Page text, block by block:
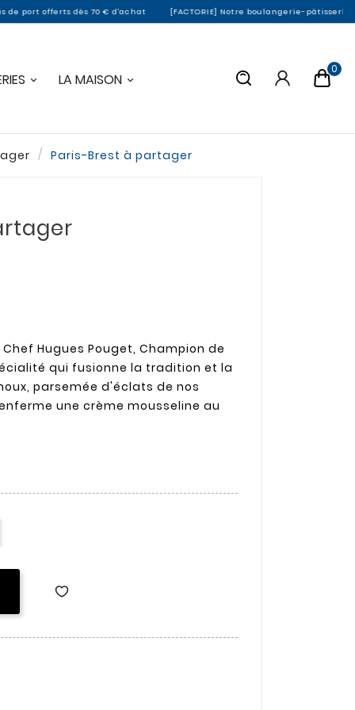
70 € d'achat [FACTORIE] Notre boulangerie-pâtisserie de Montargis
LA MAISON
0
Paris-Brest à partager
Hugues Pouget, Champion de
qui fusionne la tradition et la
parsemée d'éclats de nos
une crème mousseline au